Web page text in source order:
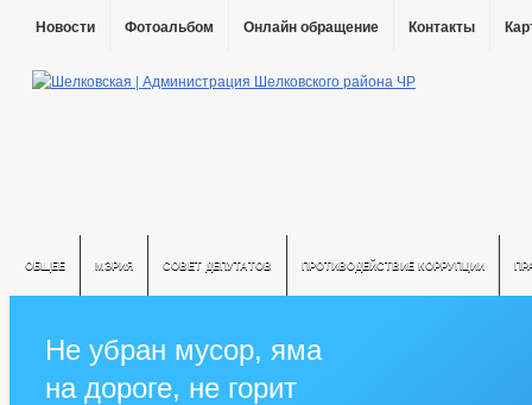
Новости Фотоальбом Онлайн обращение Контакты
ОБЩЕЕ МЭРИЯ СОВЕТ ДЕПУТАТОВ ПРОТИВОДЕЙСТВИЕ КОРРУПЦИИ
Не убран мусор, яма
на дороге, не горит